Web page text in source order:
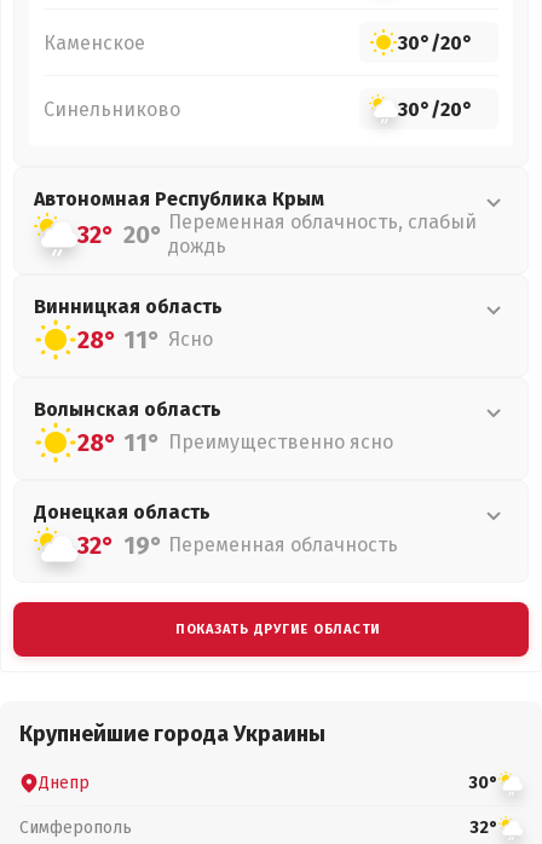
Каменское 30°/20°
Синельниково 30°/20°
Автономная Республика Крым
32° 20° Переменная облачность, слабый
дождь
Винницкая область
28° 11° Ясно
Волынская область
28° 11° Преимущественно ясно
Донецкая область
32° 19° Переменная облачность
ПОКАЗАТЬ ДРУГИЕ ОБЛАСТИ
Крупнейшие города Украины
Днепр 30°
Симферополь 32°